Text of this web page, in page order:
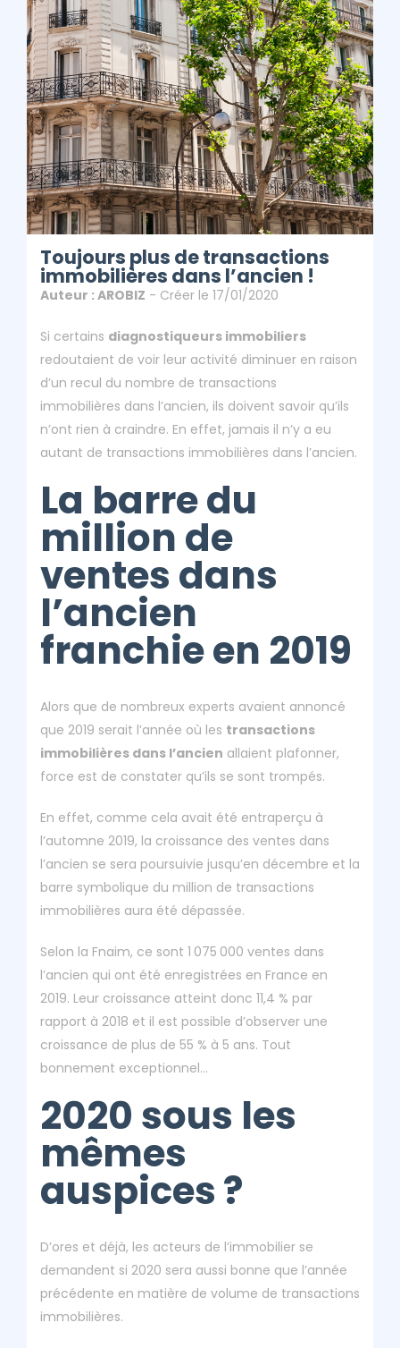
Article - Toujours Plus De Transactions Immobilières
Dans L’ancien !
Toujours plus de transactions
immobilières dans l’ancien !
Auteur : AROBIZ - Créer le 17/01/2020
Si certains diagnostiqueurs immobiliers
redoutaient de voir leur activité diminuer en raison
d’un recul du nombre de transactions
immobilières dans l’ancien, ils doivent savoir qu’ils
n’ont rien à craindre. En effet, jamais il n’y a eu
autant de transactions immobilières dans l’ancien.
La barre du
million de
ventes dans
l’ancien
franchie en 2019
Alors que de nombreux experts avaient annoncé
que 2019 serait l’année où les transactions
immobilières dans l’ancien allaient plafonner,
force est de constater qu’ils se sont trompés.
En effet, comme cela avait été entraperçu à
l’automne 2019, la croissance des ventes dans
l’ancien se sera poursuivie jusqu’en décembre et la
barre symbolique du million de transactions
immobilières aura été dépassée.
Selon la Fnaim, ce sont 1 075 000 ventes dans
l’ancien qui ont été enregistrées en France en
2019. Leur croissance atteint donc 11,4 % par
rapport à 2018 et il est possible d’observer une
croissance de plus de 55 % à 5 ans. Tout
bonnement exceptionnel…
2020 sous les
mêmes
auspices ?
D’ores et déjà, les acteurs de l’immobilier se
demandent si 2020 sera aussi bonne que l’année
précédente en matière de volume de transactions
immobilières.